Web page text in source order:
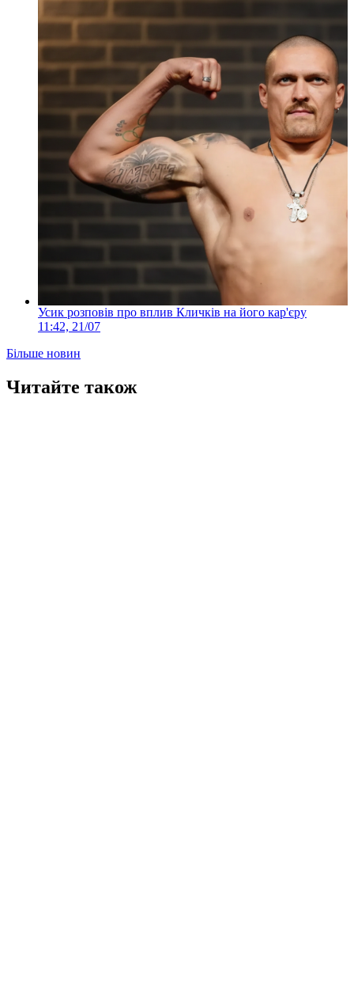
Усик розповів про вплив Кличків на його кар'єру
11:42, 21/07
Більше новин
Читайте також